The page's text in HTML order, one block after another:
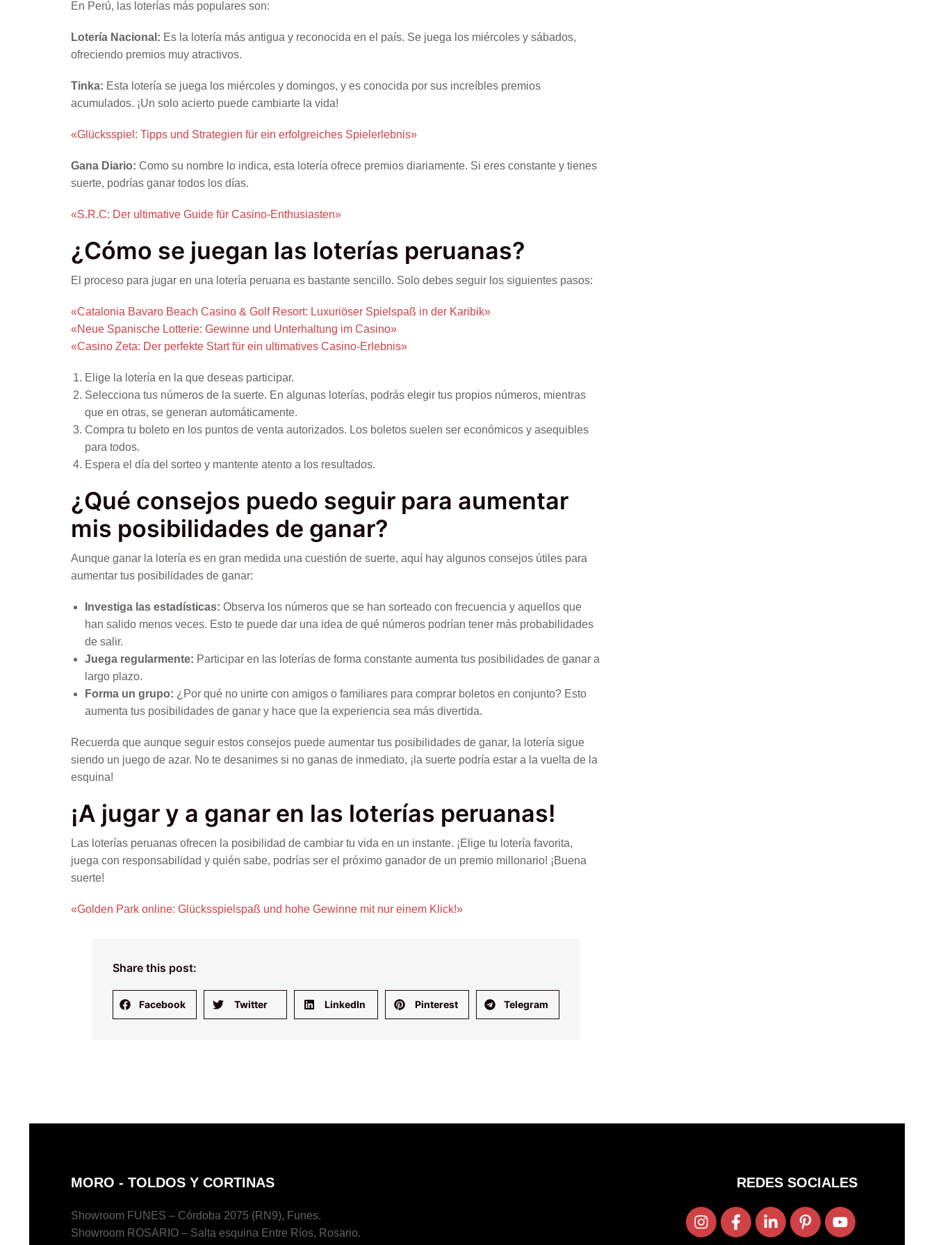
En Perú, las loterías más populares son:
Lotería Nacional: Es la lotería más antigua y reconocida en el país. Se juega los miércoles y sábados,
ofreciendo premios muy atractivos.
Tinka: Esta lotería se juega los miércoles y domingos, y es conocida por sus increíbles premios
acumulados. ¡Un solo acierto puede cambiarte la vida!
«Glücksspiel: Tipps und Strategien für ein erfolgreiches Spielerlebnis»
Gana Diario: Como su nombre lo indica, esta lotería ofrece premios diariamente. Si eres constante y tienes
suerte, podrías ganar todos los días.
«S.R.C: Der ultimative Guide für Casino-Enthusiasten»
¿Cómo se juegan las loterías peruanas?
El proceso para jugar en una lotería peruana es bastante sencillo. Solo debes seguir los siguientes pasos:
«Catalonia Bavaro Beach Casino & Golf Resort: Luxuriöser Spielspaß in der Karibik»
«Neue Spanische Lotterie: Gewinne und Unterhaltung im Casino»
«Casino Zeta: Der perfekte Start für ein ultimatives Casino-Erlebnis»
Elige la lotería en la que deseas participar.
Selecciona tus números de la suerte. En algunas loterías, podrás elegir tus propios números, mientras
que en otras, se generan automáticamente.
Compra tu boleto en los puntos de venta autorizados. Los boletos suelen ser económicos y asequibles
para todos.
Espera el día del sorteo y mantente atento a los resultados.
¿Qué consejos puedo seguir para aumentar
mis posibilidades de ganar?
Aunque ganar la lotería es en gran medida una cuestión de suerte, aquí hay algunos consejos útiles para
aumentar tus posibilidades de ganar:
Investiga las estadísticas: Observa los números que se han sorteado con frecuencia y aquellos que
han salido menos veces. Esto te puede dar una idea de qué números podrían tener más probabilidades
de salir.
Juega regularmente: Participar en las loterías de forma constante aumenta tus posibilidades de ganar a
largo plazo.
Forma un grupo: ¿Por qué no unirte con amigos o familiares para comprar boletos en conjunto? Esto
aumenta tus posibilidades de ganar y hace que la experiencia sea más divertida.
Recuerda que aunque seguir estos consejos puede aumentar tus posibilidades de ganar, la lotería sigue
siendo un juego de azar. No te desanimes si no ganas de inmediato, ¡la suerte podría estar a la vuelta de la
esquina!
¡A jugar y a ganar en las loterías peruanas!
Las loterías peruanas ofrecen la posibilidad de cambiar tu vida en un instante. ¡Elige tu lotería favorita,
juega con responsabilidad y quién sabe, podrías ser el próximo ganador de un premio millonario! ¡Buena
suerte!
«Golden Park online: Glücksspielspaß und hohe Gewinne mit nur einem Klick!»
Share this post:
Facebook Twitter LinkedIn Pinterest Telegram
MORO - TOLDOS Y CORTINAS
Showroom FUNES – Córdoba 2075 (RN9), Funes.
Showroom ROSARIO – Salta esquina Entre Ríos, Rosario.
REDES SOCIALES